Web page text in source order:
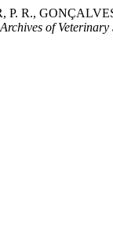
R.,
Archives of Veterinary